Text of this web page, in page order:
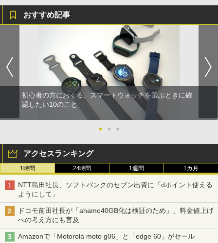
おすすめ記事
初心者の方におくる、スマートウォッチを選ぶときに確
認したい10のこと
● ● ●
アクセスランキング
1時間 24時間 1週間 1カ月
NTT島田社長、ソフトバンクのセブン出資に「dポイント使える
ようにして」
ドコモ前田社長が「ahamo40GB化は検証のため」、料金値上げ
への考え方にも言及
Amazonで「Motorola moto g06」と「edge 60」がセール